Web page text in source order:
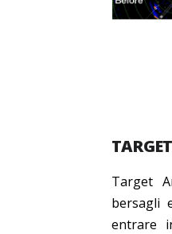
Target
bersagli
entrare